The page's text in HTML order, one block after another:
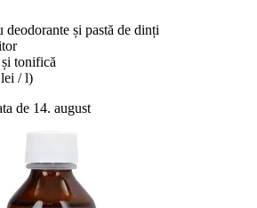
deodorante și pastă de dinți
tonifică
/ l)
de 14. august